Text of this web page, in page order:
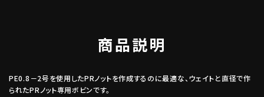
商品説明
PE0.8－2号を使用したPRノットを作成するのに最適な、ウェイトと直径で作
られたPRノット専用ボビンです。